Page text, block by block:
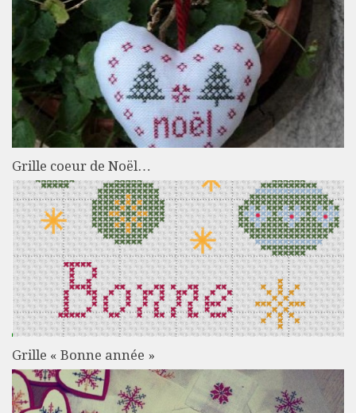
Grille coeur de Noël…
Grille « Bonne année »